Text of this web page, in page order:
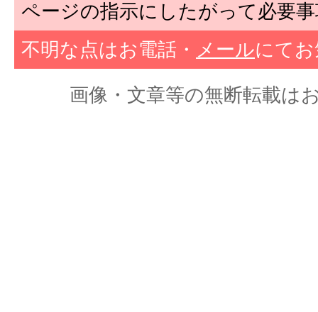
ページの指示にしたがって必要
不明な点はお電話・ メールにて
画像・文章等の無断転載